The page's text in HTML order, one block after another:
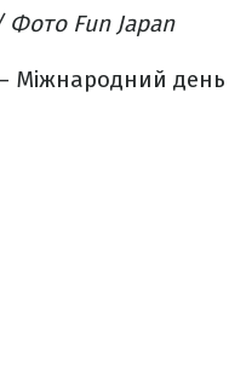
Фото Fun Japan
Міжнародний день